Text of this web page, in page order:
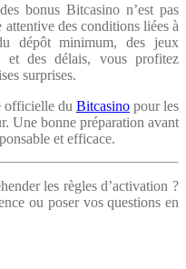
bonus Bitcasino n’est pas
des conditions liées à
dépôt minimum, des jeux
et des délais, vous profitez
surprises.
officielle du Bitcasino pour les
Une bonne préparation avant
et efficace.
les règles d’activation ?
ou poser vos questions en